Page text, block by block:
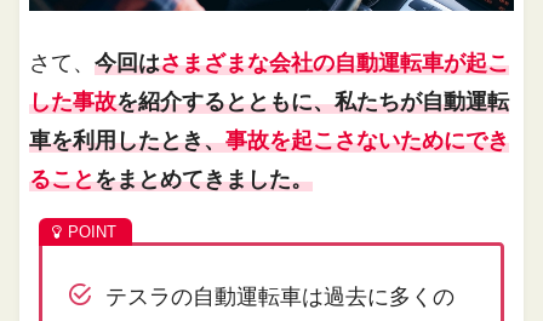
さて、今回はさまざまな会社の自動運転車が起こ
した事故を紹介するとともに、私たちが自動運転
車を利用したとき、事故を起こさないためにでき
ることをまとめてきました。
テスラの自動運転車は過去に多くの